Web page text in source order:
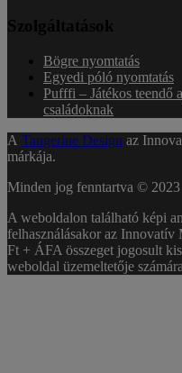
Szolgáltatások
Bögre nyomtatás
Egyedi póló nyomtatás
Pufffi – Játékos teendő
családoknak
A Tangerine Design az
márkája.
Minden jog fenntartva ©
A weboldalon található képi
felhasználásakor az
Ft + ÁFA összeget jogosult
weboldal üzemeltetője